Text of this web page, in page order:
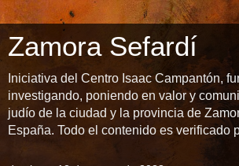
Zamora Sefardí
Iniciativa del Centro Isaac Campantón,
investigando, poniendo en valor y
judío de la ciudad y la provincia de
España. Todo el contenido es verificado